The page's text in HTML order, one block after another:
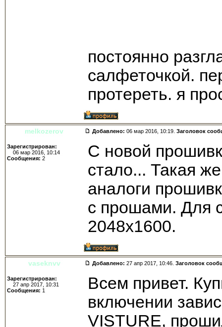
постоянно
салфеточкой.
протереть. я
melkozerov Добавлено: 06 мар 2016, 10:19. Заголовок
Зарегистрирован:
06 мар 2016, 10:14
Сообщения: 2
С новой
стало... Такая
аналоги
с прошами. Для
2048х1600.
vaseknvv Добавлено: 27 апр 2017, 10:46. Заголовок
Зарегистрирован:
27 апр 2017, 10:31
Сообщения: 1
Всем привет.
включении
VISTURE,